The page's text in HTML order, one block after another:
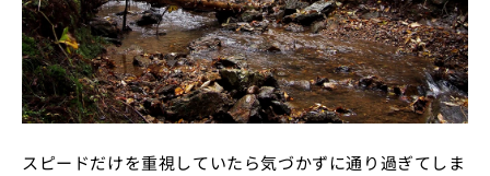
スピードだけを重視していたら気づかずに通り過ぎてしま